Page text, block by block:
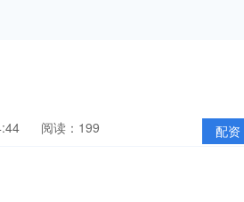
配资
阅读：199